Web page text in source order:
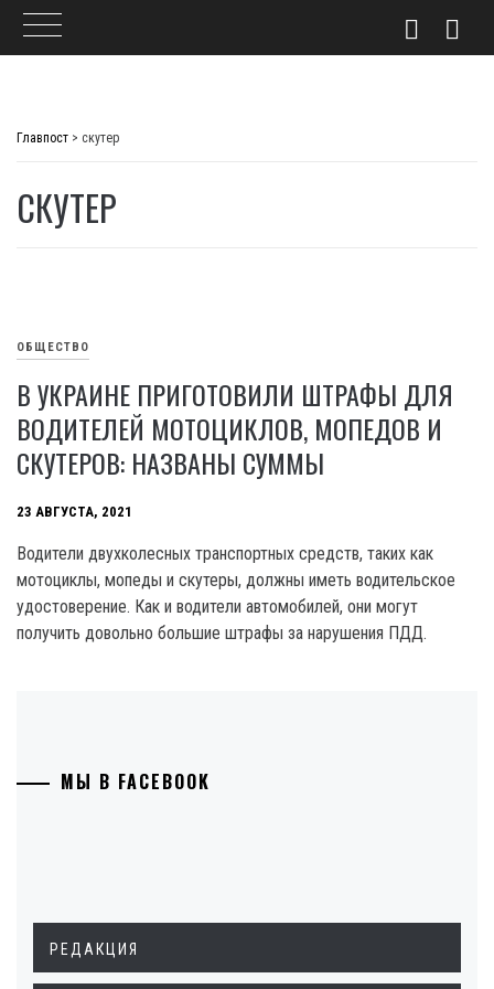
Главпост > скутер
СКУТЕР
ОБЩЕСТВО
В УКРАИНЕ ПРИГОТОВИЛИ ШТРАФЫ ДЛЯ
ВОДИТЕЛЕЙ МОТОЦИКЛОВ, МОПЕДОВ И
СКУТЕРОВ: НАЗВАНЫ СУММЫ
23 АВГУСТА, 2021
Водители двухколесных транспортных средств, таких как
мотоциклы, мопеды и скутеры, должны иметь водительское
удостоверение. Как и водители автомобилей, они могут
получить довольно большие штрафы за нарушения ПДД.
МЫ В FACEBOOK
РЕДАКЦИЯ